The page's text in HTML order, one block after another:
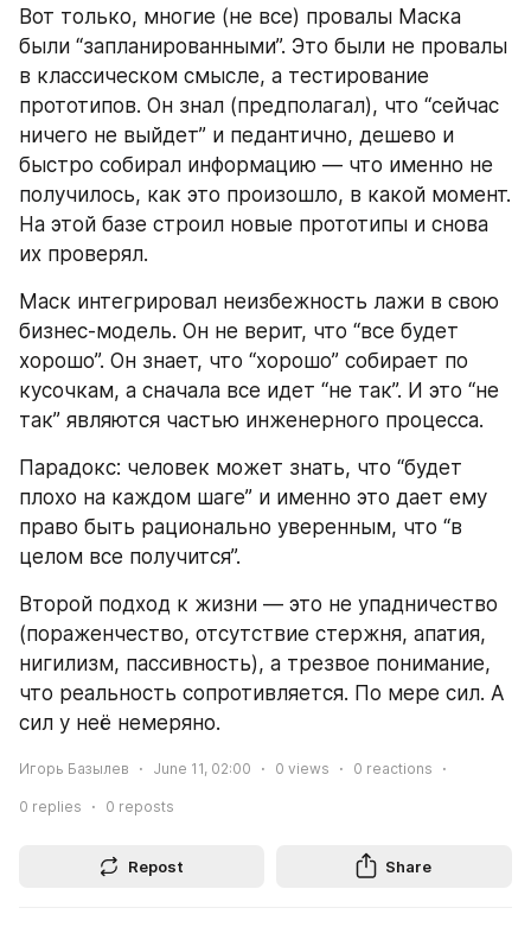
Вот только, многие (не все) провалы Маска
были “запланированными”. Это были не провалы
в классическом смысле, а тестирование
прототипов. Он знал (предполагал), что “сейчас
ничего не выйдет” и педантично, дешево и
быстро собирал информацию — что именно не
получилось, как это произошло, в какой момент.
На этой базе строил новые прототипы и снова
их проверял.
Маск интегрировал неизбежность лажи в свою
бизнес-модель. Он не верит, что “все будет
хорошо”. Он знает, что “хорошо” собирает по
кусочкам, а сначала все идет “не так”. И это “не
так” являются частью инженерного процесса.
Парадокс: человек может знать, что “будет
плохо на каждом шаге” и именно это дает ему
право быть рационально уверенным, что “в
целом все получится”.
Второй подход к жизни — это не упадничество
(пораженчество, отсутствие стержня, апатия,
нигилизм, пассивность), а трезвое понимание,
что реальность сопротивляется. По мере сил. А
сил у неё немеряно.
Игорь Базылев June 11, 02:00 0 views 0 reactions
0 replies 0 reposts
Repost Share